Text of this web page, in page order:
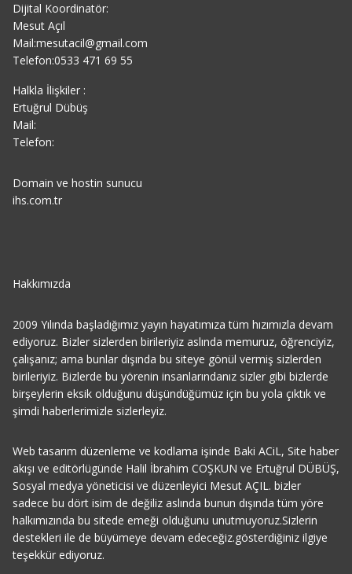
Dijital Koordinatör:
Mesut Açıl
Mail:mesutacil@gmail.com
Telefon:0533 471 69 55
Halkla İlişkiler :
Ertuğrul Dübüş
Mail:
Telefon:
Domain ve hostin sunucu
ihs.com.tr
Hakkımızda
2009 Yılında başladığımız yayın hayatımıza tüm hızımızla devam
ediyoruz. Bizler sizlerden birileriyiz aslında memuruz, öğrenciyiz,
çalışanız; ama bunlar dışında bu siteye gönül vermiş sizlerden
birileriyiz. Bizlerde bu yörenin insanlarındanız sizler gibi bizlerde
birşeylerin eksik olduğunu düşündüğümüz için bu yola çıktık ve
şimdi haberlerimizle sizlerleyiz.
Web tasarım düzenleme ve kodlama işinde Baki ACiL, Site haber
akışı ve editörlügünde Halil İbrahim COŞKUN ve Ertuğrul DÜBÜŞ,
Sosyal medya yöneticisi ve düzenleyici Mesut AÇIL. bizler
sadece bu dört isim de değiliz aslında bunun dışında tüm yöre
halkımızında bu sitede emeği olduğunu unutmuyoruz.Sizlerin
destekleri ile de büyümeye devam edeceğiz.gösterdiğiniz ilgiye
teşekkür ediyoruz.